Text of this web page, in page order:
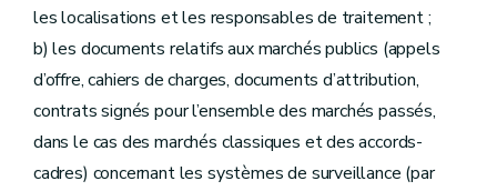
les localisations et les responsables de traitement ;
b) les documents relatifs aux marchés publics (appels
d’offre, cahiers de charges, documents d’attribution,
contrats signés pour l’ensemble des marchés passés,
dans le cas des marchés classiques et des accords-
cadres) concernant les systèmes de surveillance (par